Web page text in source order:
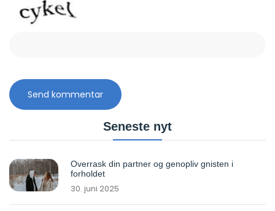
Seneste nyt
Overrask din partner og genopliv gnisten i
forholdet
30. juni 2025